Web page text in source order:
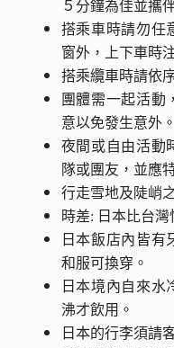
５分鐘為佳並攜
搭乘車時請勿任
窗外，上下車時
搭乘纜車時請依
團體需一起活動
意以免發生意外。
夜間或自由活動
隊或團友，並應
行走雪地及陡峭
時差: 日本比台灣
日本飯店內皆有
和服可換穿。
日本境內自來水
沸才飲用。
日本的行李須請